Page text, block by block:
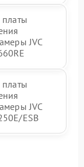
JVC
JVC
ESB